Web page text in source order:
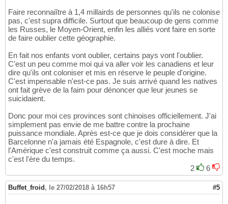
Faire reconnaiître à 1,4 millairds de personnes qu'ils ne colonise
pas, c'est supra difficile. Surtout que beaucoup de gens comme
les Russes, le Moyen-Orient, enfin les alliés vont faire en sorte
de faire oublier cette géographie.
En fait nos enfants vont oublier, certains pays vont l'oublier.
C'est un peu comme moi qui va aller voir les canadiens et leur
dire qu'ils ont coloniser et mis en réserve le peuple d'origine.
C'est impensable n'est-ce pas. Je suis arrivé quand les natives
ont fait grève de la faim pour dénoncer que leur jeunes se
suicidaient.
Donc pour moi ces provinces sont chinoises officiellement. J'ai
simplement pas envie de me battre contre la prochaine
puissance mondiale. Après est-ce que je dois considérer que la
Barcelonne n'a jamais été Espagnole, c'est dure à dire. Et
l'Amérique c'est construit comme ça aussi. C'est moche mais
c'est l'ère du temps.
2
6
Buffet_froid , le 27/02/2018 à 16h57 #5